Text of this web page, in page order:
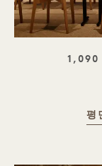
태그
1,090
평